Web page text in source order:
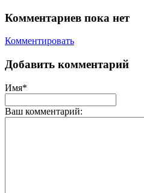
Комментариев пока нет
Комментировать
Добавить комментарий
Имя*
Ваш комментарий: